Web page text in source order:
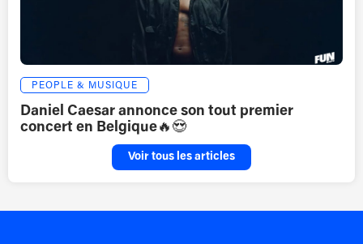
PEOPLE & MUSIQUE
Daniel Caesar annonce son tout premier
concert en Belgique🔥😍
Voir tous les articles